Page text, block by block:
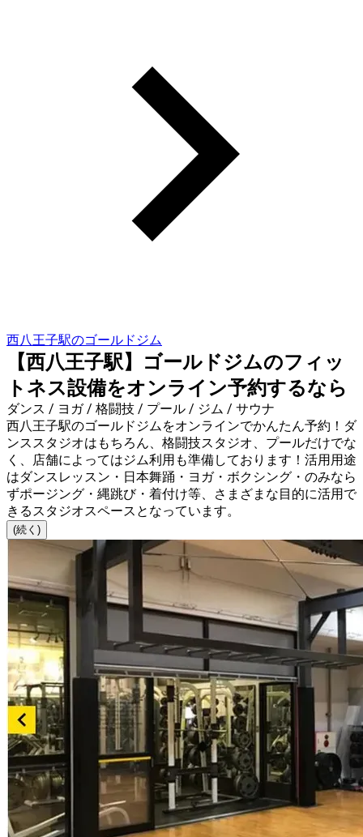
西八王子駅のゴールドジム
【西八王子駅】ゴールドジムのフィッ
トネス設備をオンライン予約するなら
ダンス / ヨガ / 格闘技 / プール / ジム / サウナ
西八王子駅のゴールドジムをオンラインでかんたん予約！ダ
ンススタジオはもちろん、格闘技スタジオ、プールだけでな
く、店舗によってはジム利用も準備しております！活用用途
はダンスレッスン・日本舞踊・ヨガ・ボクシング・のみなら
ずポージング・縄跳び・着付け等、さまざまな目的に活用で
きるスタジオスペースとなっています。
(続く)